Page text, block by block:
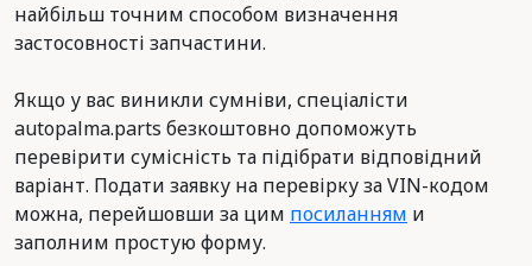
найбільш точним способом визначення
застосовності запчастини.
Якщо у вас виникли сумніви, спеціалісти
autopalma.parts безкоштовно допоможуть
перевірити сумісність та підібрати відповідний
варіант. Подати заявку на перевірку за VIN-кодом
можна, перейшовши за цим посиланням и
заполним простую форму.